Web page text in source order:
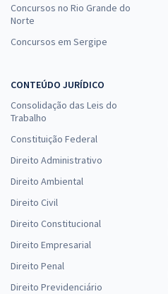
Concursos no Rio Grande do
Norte
Concursos em Sergipe
CONTEÚDO JURÍDICO
Consolidação das Leis do
Trabalho
Constituição Federal
Direito Administrativo
Direito Ambiental
Direito Civil
Direito Constitucional
Direito Empresarial
Direito Penal
Direito Previdenciário